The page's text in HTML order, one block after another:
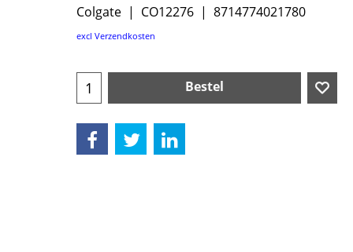
Colgate CO12276 8714774021780
€4.99
Bestel